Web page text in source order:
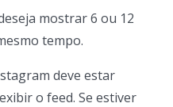
mostrar 6 ou 12
tempo.
deve estar
o feed. Se estiver